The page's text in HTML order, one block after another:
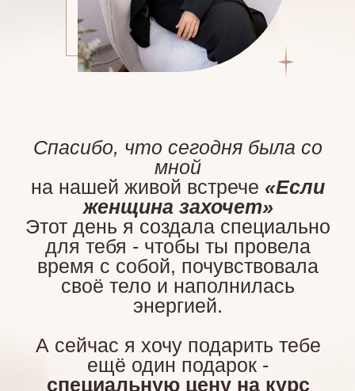
Управлять интимными
геморроя и вагинального
Устранить опущение органов
Спасибо, что сегодня была со
мной
на нашей живой встрече
«Если
женщина захочет»
энергией.
А сейчас я хочу подарить тебе
ещё один подарок -
специальную цену на курс
VAGITON
Посмотри, что он может дать
тебе
👇